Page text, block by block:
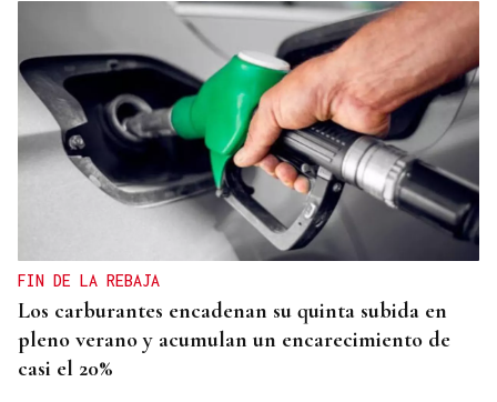
FIN DE LA REBAJA
Los carburantes encadenan su quinta subida en
pleno verano y acumulan un encarecimiento de
casi el 20%